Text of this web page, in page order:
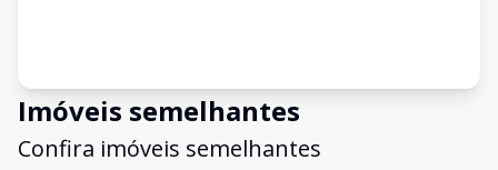
Imóveis semelhantes
Confira imóveis semelhantes